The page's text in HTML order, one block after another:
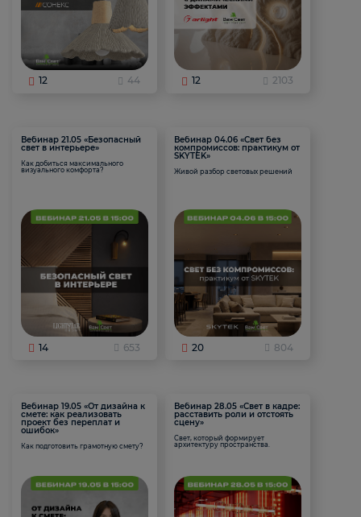
12 44 12 2103
Вебинар 21.05 «Безопасный
свет в интерьере»
Как добиться максимального
визуального комфорта?
14 653
Вебинар 04.06 «Свет без
компромиссов: практикум от
SKYTEK»
Живой разбор световых решений
20 804
Вебинар 19.05 «От дизайна к
смете: как реализовать
проект без переплат и
ошибок»
Как подготовить грамотную смету?
Вебинар 28.05 «Свет в кадре:
расставить роли и отстоять
сцену»
Свет, который формирует
архитектуру пространства.